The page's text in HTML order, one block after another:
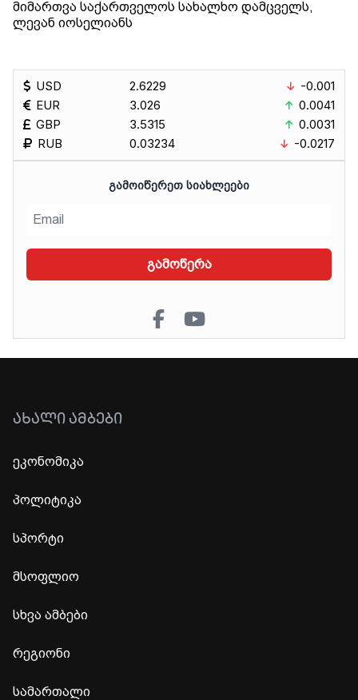
მიმართვა საქართველოს სახალხო დამცველს,
ლევან იოსელიანს
USD
EUR
GBP
RUB
2.6229
3.026
3.5315
0.03234
-0.001
0.0041
0.0031
-0.0217
ᲒᲐᲛᲝᲘᲬᲔᲠᲔᲗ ᲡᲘᲐᲮᲚᲔᲔᲑᲘ
გამოწერა
ᲐᲮᲐᲚᲘ ᲐᲛᲑᲔᲑᲘ
ეკონომიკა
პოლიტიკა
სპორტი
მსოფლიო
სხვა ამბები
რეგიონი
სამართალი